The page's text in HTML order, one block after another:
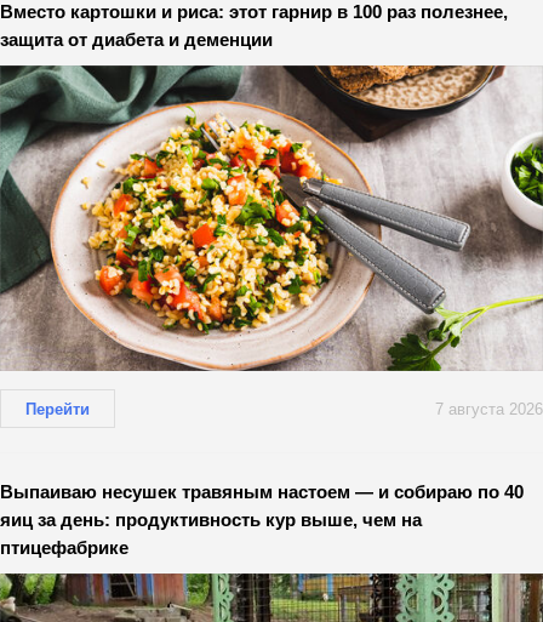
Вместо картошки и риса: этот гарнир в 100 раз полезнее,
защита от диабета и деменции
Перейти 7 августа 2026
Выпаиваю несушек травяным настоем — и собираю по 40
яиц за день: продуктивность кур выше, чем на
птицефабрике